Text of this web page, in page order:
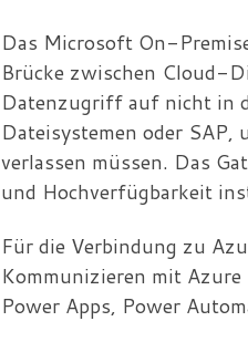
Das Microsoft On-
Brücke zwischen Cloud-
Datenzugriff auf nicht in
Dateisystemen oder
verlassen müssen. Das
und Hochverfügbarkeit
Für die Verbindung zu
Kommunizieren mit
Power Apps, Power